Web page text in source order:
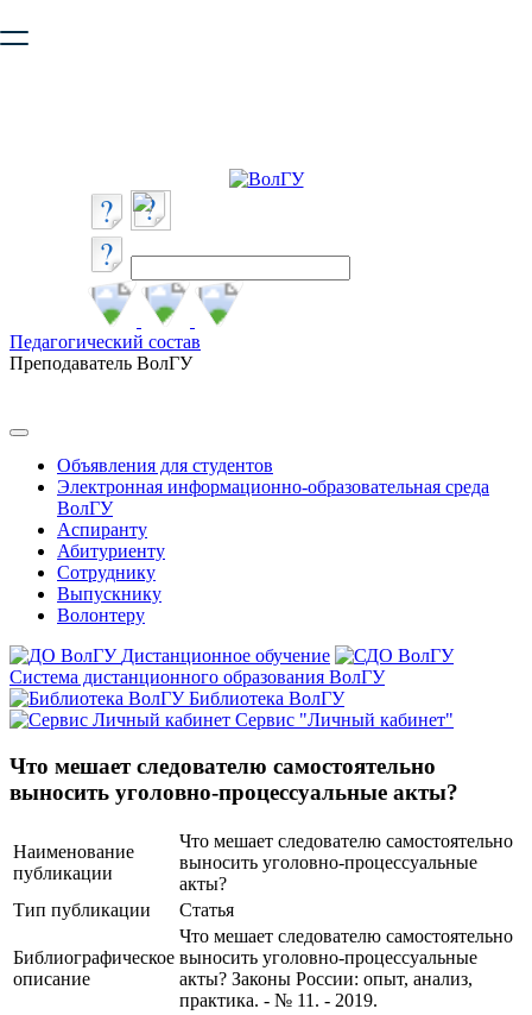
безопасную работу с сайтом. Пожалуйста
Педагогический состав
Преподаватель ВолГУ
Объявления для студентов
Электронная информационно-образовательная среда
ВолГУ
Аспиранту
Абитуриенту
Сотруднику
Выпускнику
Волонтеру
Дистанционное обучение
Система дистанционного образования ВолГУ
Библиотека ВолГУ
Сервис "Личный кабинет"
Что мешает следователю самостоятельно
выносить уголовно-процессуальные акты?
Наименование
публикации
Что мешает следователю самостоятельно
выносить уголовно-процессуальные
акты?
Тип публикации
Статья
Библиографическое
описание
Что мешает следователю самостоятельно
выносить уголовно-процессуальные
акты? Законы России: опыт, анализ,
практика. - № 11. - 2019.